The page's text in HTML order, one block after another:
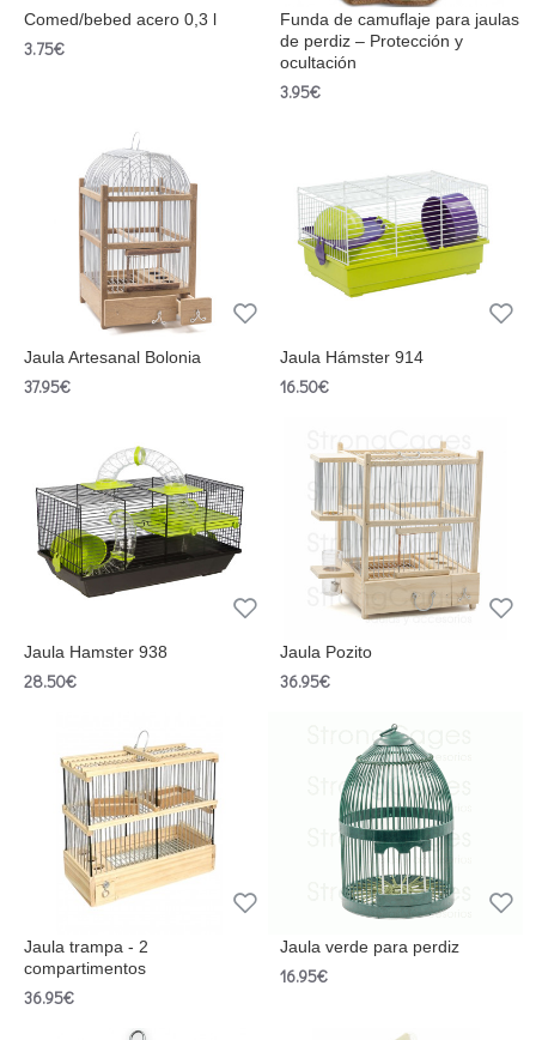
Comed/bebed acero 0,3 l
3.75€
Funda de camuflaje para jaulas
de perdiz – Protección y
ocultación
3.95€
Jaula Artesanal Bolonia
37.95€
Jaula Hámster 914
16.50€
Jaula Hamster 938
28.50€
Jaula Pozito
36.95€
Jaula trampa - 2
compartimentos
36.95€
Jaula verde para perdiz
16.95€